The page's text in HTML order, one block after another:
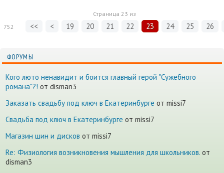
Страница 23 из
752
<< < 19 20 21 22 23 24 25 26
ФОРУМЫ
Кого люто ненавидит и боится главный герой "Сужебного
романа"?! от disman3
Заказать свадьбу под ключ в Екатеринбурге от missi7
Cвадьба под ключ в Екатеринбурге от missi7
Магазин шин и дисков от missi7
Re: Физиология возникновения мышления для школьников. от
disman3